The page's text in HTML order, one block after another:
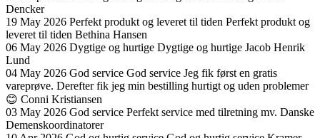
Dencker
19 May 2026 Perfekt produkt og leveret til tiden Perfekt produkt og
leveret til tiden Bethina Hansen
06 May 2026 Dygtige og hurtige Dygtige og hurtige Jacob Henrik
Lund
04 May 2026 God service God service Jeg fik først en gratis
vareprøve. Derefter fik jeg min bestilling hurtigt og uden problemer
😊 Conni Kristiansen
03 May 2026 God service Perfekt service med tilretning mv. Danske
Demenskoordinatorer